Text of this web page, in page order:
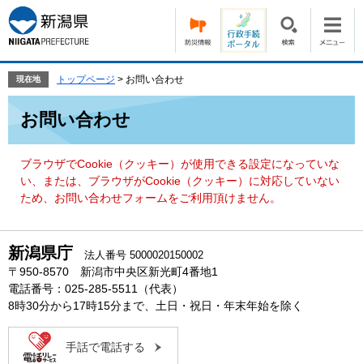
ー
ジ
の
頭
す。
ニ
ュ
ー
飛
て
現在地 トップページ > お問い合わせ
お問い合わせ
ブラウザでCookie（クッキー）が使用できる設定になっていな
い、または、ブラウザがCookie（クッキー）に対応していない
ため、お問い合わせフォームをご利用頂けません。
新潟県庁 法人番号 5000020150002
〒950-8570 新潟市中央区新光町4番地1
電話番号：025-285-5511（代表）
8時30分から17時15分まで、土日・祝日・年末年始を除く
手話で電話する